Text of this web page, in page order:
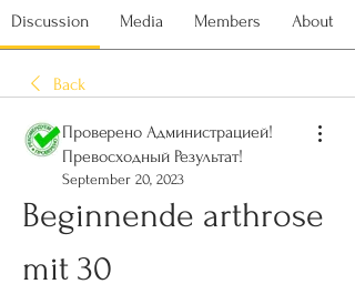
Discussion Media Members About
Back
Проверено Администрацией!
Превосходный Результат!
September 20, 2023
Beginnende arthrose
mit 30